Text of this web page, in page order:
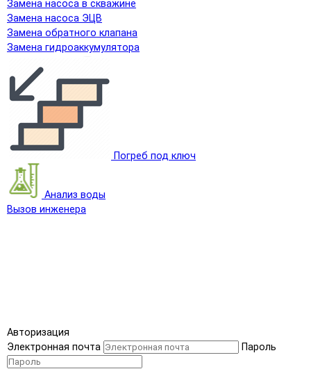
Замена насоса в скважине
Замена насоса ЭЦВ
Замена обратного клапана
Замена гидроаккумулятора
Погреб под ключ
Анализ воды
Вызов инженера
Авторизация
Электронная почта
Пароль